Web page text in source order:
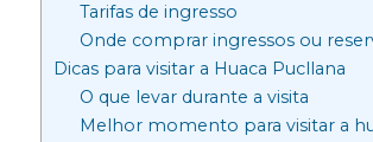
Tarifas de ingresso
Onde comprar ingressos ou
Dicas para visitar a Huaca Pucllana
O que levar durante a visita
Melhor momento para visitar a